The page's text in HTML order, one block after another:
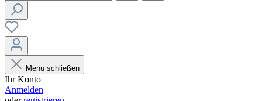
Menü schließen
Ihr Konto
Anmelden